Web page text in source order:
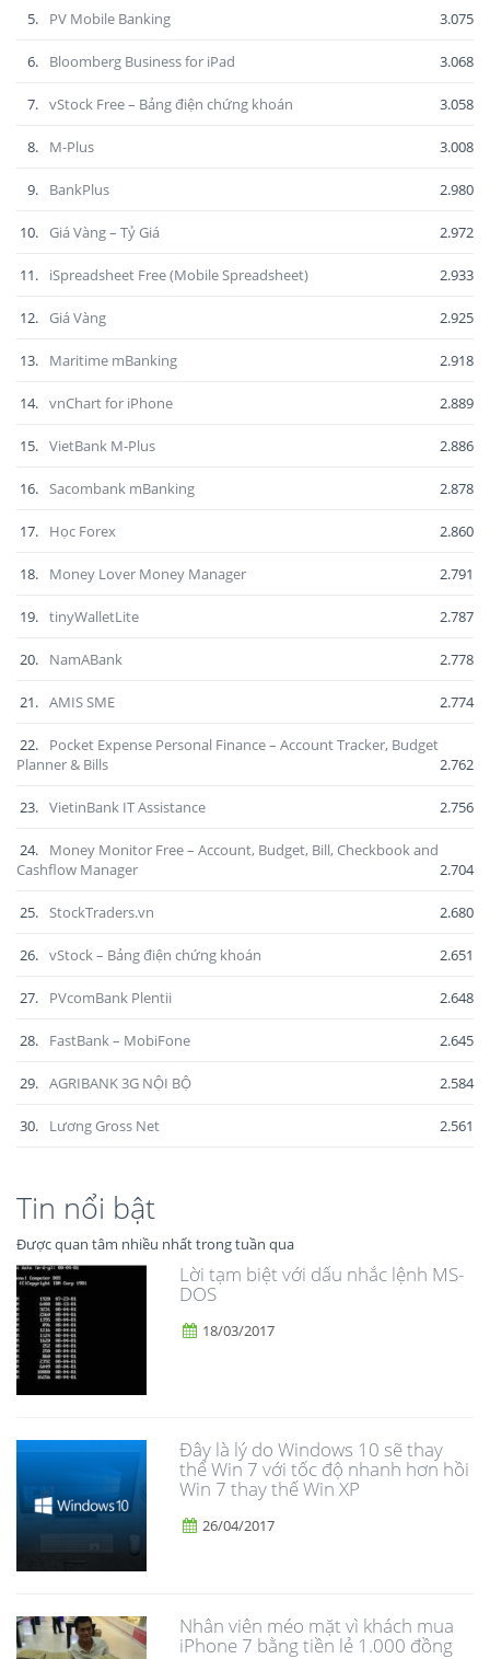
5. PV Mobile Banking 3.075
6. Bloomberg Business for iPad 3.068
7. vStock Free – Bảng điện chứng khoán 3.058
8. M-Plus 3.008
9. BankPlus 2.980
10. Giá Vàng – Tỷ Giá 2.972
11. iSpreadsheet Free (Mobile Spreadsheet) 2.933
12. Giá Vàng 2.925
13. Maritime mBanking 2.918
14. vnChart for iPhone 2.889
15. VietBank M-Plus 2.886
16. Sacombank mBanking 2.878
17. Học Forex 2.860
18. Money Lover Money Manager 2.791
19. tinyWalletLite 2.787
20. NamABank 2.778
21. AMIS SME 2.774
22.
Pocket Expense Personal Finance – Account Tracker, Budget
Planner & Bills
2.762
23. VietinBank IT Assistance 2.756
24.
Money Monitor Free – Account, Budget, Bill, Checkbook and
Cashflow Manager
2.704
25. StockTraders.vn 2.680
26. vStock – Bảng điện chứng khoán 2.651
27. PVcomBank Plentii 2.648
28. FastBank – MobiFone 2.645
29. AGRIBANK 3G NỘI BỘ 2.584
30. Lương Gross Net 2.561
Tin nổi bật
Được quan tâm nhiều nhất trong tuần qua
Lời tạm biệt với dấu nhắc lệnh MS-
DOS
18/03/2017
Đây là lý do Windows 10 sẽ thay
thế Win 7 với tốc độ nhanh hơn hồi
Win 7 thay thế Win XP
26/04/2017
Nhân viên méo mặt vì khách mua
iPhone 7 bằng tiền lẻ 1.000 đồng